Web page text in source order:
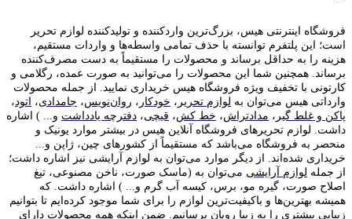
فروشگاه اینترنتی هیس، بزرگ‌ترین وارد‌کننده و تولید‌کننده لوازم تحریر
است؛ این پلتفرم توانسته با حذف تمامی واسطه‌ها و واردات مستقیم،
هزینه را به حداقل برساند و محصولات را مستقیماً به دست مصرف‌کننده
برساند. همچنین شما این محصولات را می‌توانید به صورت عمده، رگلامی و
کارتونی با تخفیف ویژه فروشگاه هیس خریداری نمایید. از جمله محصولات
وارداتی هیس می‌توان به لوازم تحریر ، خودکار ، روان‌نویس، جامدادی، اتود ،
پاکن و غلط گیر ، مدادتراش، خط کش، قیچی، دفترچه یادداشت و... ) اشاره
داشت. لوازم تحریر‌های فروشگاه آنلاین هیس در بیشتر موارد یونیک و
منحصر به فروشگاه می‌باشد که مستقیماً از کشور‌های چین، ژاپن و...
خریداری شده‌اند. از دیگر موارد می‌توان به لوازم آرایشی نیز اشاره داشت؛
از جمله لوازم آرایشی می‌توان به (ماسک صورت، ناخن مصنوعی، تیغ
اصلاح صورت، گیره مو، برس، کیسه آب گرم و... ) اشاره داشت. که
همیشه بهترین‌ها و باکیفیت‌ترین لوازم را برای شما موجود کرده‌ایم تا بتوانیم
زیبایی بیشتری را به زیبا رویان برسانیم. ضمن اینکه همه محصولات دارای